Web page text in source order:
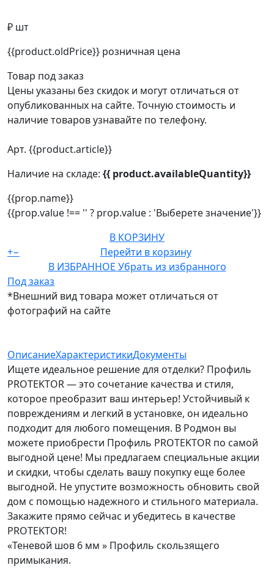
₽ шт
{{product.oldPrice}} розничная цена
Товар под заказ
Цены указаны без скидок и могут отличаться от
опубликованных на сайте. Точную стоимость и
наличие товаров узнавайте по телефону.
Арт. {{product.article}}
Наличие на складе: {{ product.availableQuantity}}
{{prop.name}}
{{prop.value !== '' ? prop.value : 'Выберете значение'}}
В КОРЗИНУ
+−
Перейти в корзину
В ИЗБРАННОЕ Убрать из избранного
Под заказ
*Внешний вид товара может отличаться от
фотографий на сайте
ОписаниеХарактеристикиДокументы
Ищете идеальное решение для отделки? Профиль
PROTEKTOR — это сочетание качества и стиля,
которое преобразит ваш интерьер! Устойчивый к
повреждениям и легкий в установке, он идеально
подходит для любого помещения. В Родмон вы
можете приобрести Профиль PROTEKTOR по самой
выгодной цене! Мы предлагаем специальные акции
и скидки, чтобы сделать вашу покупку еще более
выгодной. Не упустите возможность обновить свой
дом с помощью надежного и стильного материала.
Закажите прямо сейчас и убедитесь в качестве
PROTEKTOR!
«Теневой шов 6 мм » Профиль скользящего
примыкания.